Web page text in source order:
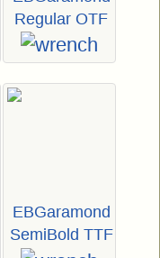
Regular OTF
EBGaramond
SemiBold TTF